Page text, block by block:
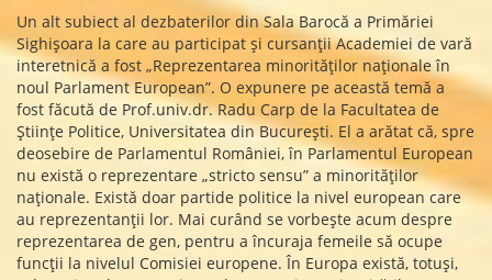
Un alt subiect al dezbaterilor din Sala Barocă a Primăriei
Sighișoara la care au participat și cursanții Academiei de vară
interetnică a fost „Reprezentarea minorităților naționale în
noul Parlament European”. O expunere pe această temă a
fost făcută de Prof.univ.dr. Radu Carp de la Facultatea de
Științe Politice, Universitatea din București. El a arătat că, spre
deosebire de Parlamentul României, în Parlamentul European
nu există o reprezentare „stricto sensu” a minorităților
naționale. Există doar partide politice la nivel european care
au reprezentanții lor. Mai curând se vorbește acum despre
reprezentarea de gen, pentru a încuraja femeile să ocupe
funcții la nivelul Comisiei europene. În Europa există, totuși,